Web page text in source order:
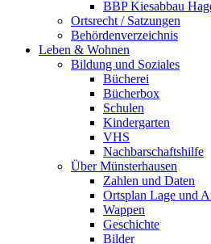
BBP Kiesabbau
Ortsrecht / Satzungen
Behördenverzeichnis
Leben & Wohnen
Bildung und Soziales
Bücherei
Bücherbox
Schulen
Kindergarten
VHS
Nachbarschaftshilfe
Über Münsterhausen
Zahlen und Daten
Ortsplan Lage und
Wappen
Geschichte
Bilder